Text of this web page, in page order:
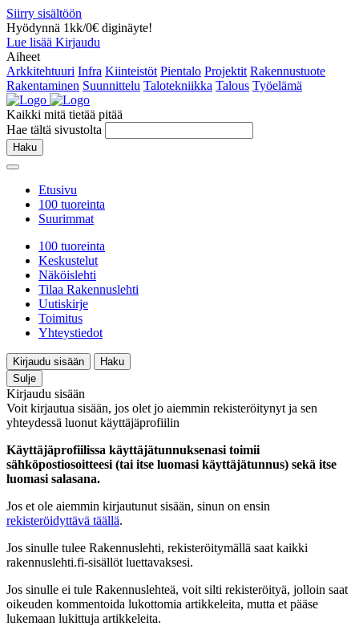
Siirry sisältöön
Hyödynnä 1kk/0€ diginäyte!
Lue lisää Kirjaudu
Aiheet
Arkkitehtuuri Infra Kiinteistöt Pientalo Projektit Rakennustuote
Rakentaminen Suunnittelu Talotekniikka Talous Työelämä
Kaikki mitä tietää pitää
Hae tältä sivustolta
Haku
Etusivu
100 tuoreinta
Suurimmat
100 tuoreinta
Keskustelut
Näköislehti
Tilaa Rakennuslehti
Uutiskirje
Toimitus
Yhteystiedot
Kirjaudu sisään
Haku
Sulje
Kirjaudu sisään
Voit kirjautua sisään, jos olet jo aiemmin rekisteröitynyt ja sen
yhteydessä luonut käyttäjäprofiilin
Käyttäjäprofiilissa käyttäjätunnuksenasi toimii
sähköpostiosoitteesi (tai itse luomasi käyttäjätunnus) sekä itse
luomasi salasana.
Jos et ole aiemmin kirjautunut sisään, sinun on ensin
rekisteröidyttävä täällä.
Jos sinulle tulee Rakennuslehti, rekisteröitymällä saat kaikki
rakennuslehti.fi-sisällöt luettavaksesi.
Jos sinulle ei tule Rakennuslehteä, voit silti rekisteröityä, jolloin saat
oikeuden kommentoida lukottomia artikkeleita, mutta et pääse
lukemaan lukittuja artikkeleita.